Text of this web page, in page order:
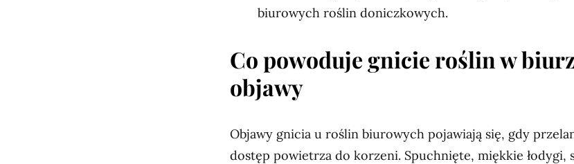
biurowych roślin doniczkowych.
Co powoduje gnicie roślin w
objawy
Objawy gnicia u roślin biurowych pojawiają się, gdy
dostęp powietrza do korzeni. Spuchnięte, miękkie łodygi,